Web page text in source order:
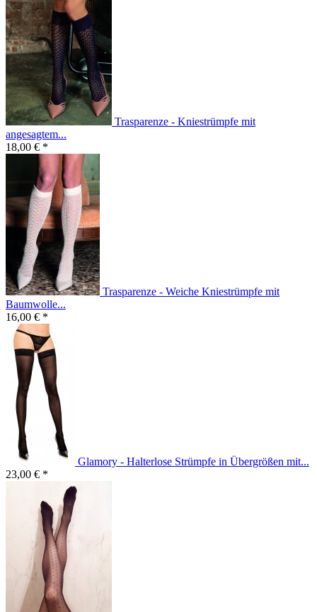
Trasparenze - Kniestrümpfe mit
angesagtem...
18,00 € *
Trasparenze - Weiche Kniestrümpfe mit
Baumwolle...
16,00 € *
Glamory - Halterlose Strümpfe in Übergrößen mit...
23,00 € *